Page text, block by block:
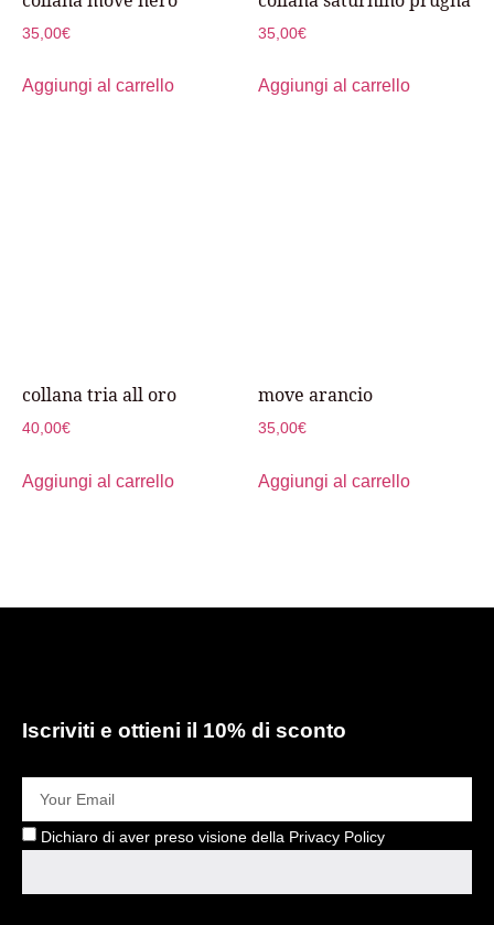
35,00€
Aggiungi al carrello
35,00€
Aggiungi al carrello
collana tria all oro
40,00€
Aggiungi al carrello
move arancio
35,00€
Aggiungi al carrello
Iscriviti e ottieni il 10% di sconto
Dichiaro di aver preso visione della Privacy Policy